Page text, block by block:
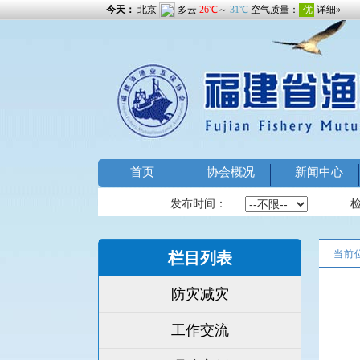
首页 协会概况 新闻中心
发布时间：
栏目列表
防灾减灾
工作交流
当前